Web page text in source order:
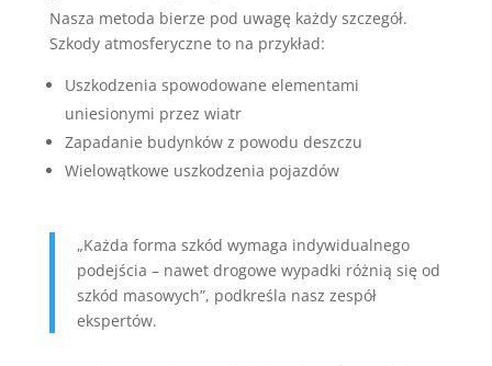
Nasza metoda bierze pod uwagę każdy szczegół.
Szkody atmosferyczne to na przykład:
Uszkodzenia spowodowane elementami
uniesionymi przez wiatr
Zapadanie budynków z powodu deszczu
Wielowątkowe uszkodzenia pojazdów
„Każda forma szkód wymaga indywidualnego
podejścia – nawet drogowe wypadki różnią się od
szkód masowych”, podkreśla nasz zespół
ekspertów.